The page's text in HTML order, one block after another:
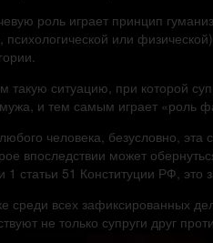
роль играет принцип
психологической или
такую ситуацию, при которой
и тем самым играет «роль
человека, безусловно, эта
впоследствии может
1 статьи 51 Конституции РФ, это
среди всех зафиксированных
не только супруги друг